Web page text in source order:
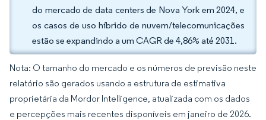
do mercado de data centers de Nova York em 2024, e
os casos de uso híbrido de nuvem/telecomunicações
estão se expandindo a um CAGR de 4,86% até 2031.
Nota: O tamanho do mercado e os números de previsão neste
relatório são gerados usando a estrutura de estimativa
proprietária da Mordor Intelligence, atualizada com os dados
e percepções mais recentes disponíveis em janeiro de 2026.